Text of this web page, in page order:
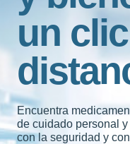
un
Encuentra
de cuidado personal
con la seguridad y